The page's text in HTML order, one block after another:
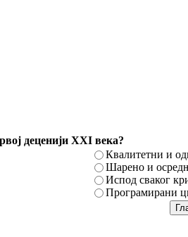
деценији XXI века?
Квалитетни и
Шарено и
Испод сваког
Програмирани